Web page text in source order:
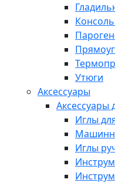
Утюги
Аксессуары
Аксессуары
Иглы
Иглы